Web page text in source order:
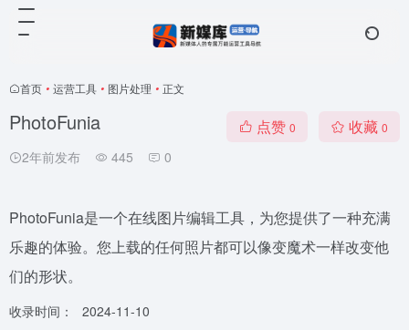
首页 • 运营工具 • 图片处理 • 正文
PhotoFunia
2年前发布 445 0
点赞 0 收藏 0
PhotoFunia是一个在线图片编辑工具，为您提供了一种充满
乐趣的体验。您上载的任何照片都可以像变魔术一样改变他
们的形状。
收录时间： 2024-11-10